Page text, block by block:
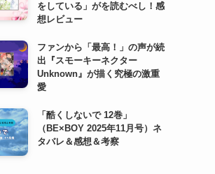
をしている」がを読むべし！感
想レビュー
ファンから「最高！」の声が続
出『スモーキーネクター
Unknown』が描く究極の激重
愛
「酷くしないで 12巻」
（BE×BOY 2025年11月号）ネ
タバレ＆感想＆考察